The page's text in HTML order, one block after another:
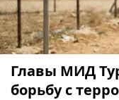
Главы МИД
борьбу с